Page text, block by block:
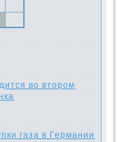
во втором
газа в Германии